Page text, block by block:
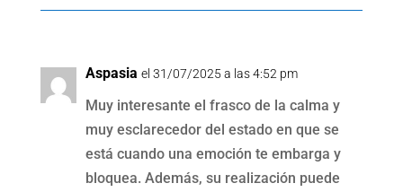
Aspasia el 31/07/2025 a las 4:52 pm
Muy interesante el frasco de la calma y
muy esclarecedor del estado en que se
está cuando una emoción te embarga y
bloquea. Además, su realización puede